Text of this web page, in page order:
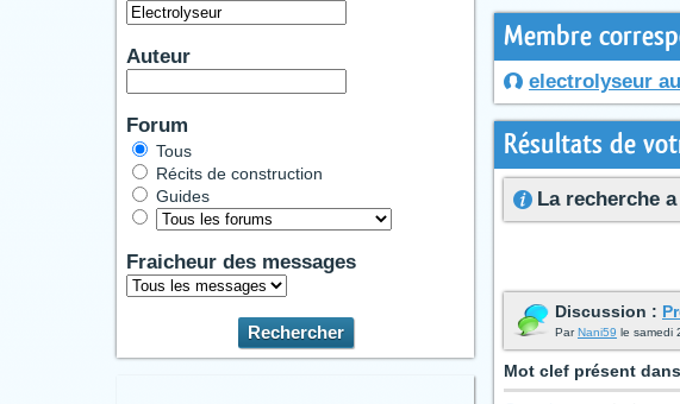
Auteur
Forum
Tous
Récits de construction
Guides
Fraicheur des messages
Membre
electrolyseur
Résultats de
La recherche
Discussion :
ParNani59 le samedi
Mot clef présent